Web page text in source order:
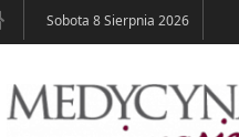
Sobota 8 Sierpnia 2026